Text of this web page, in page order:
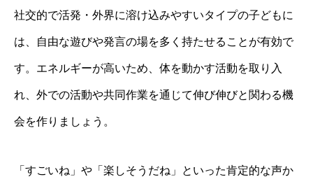
社交的で活発・外界に溶け込みやすいタイプの子どもに
は、自由な遊びや発言の場を多く持たせることが有効で
す。エネルギーが高いため、体を動かす活動を取り入
れ、外での活動や共同作業を通じて伸び伸びと関わる機
会を作りましょう。
「すごいね」や「楽しそうだね」といった肯定的な声か